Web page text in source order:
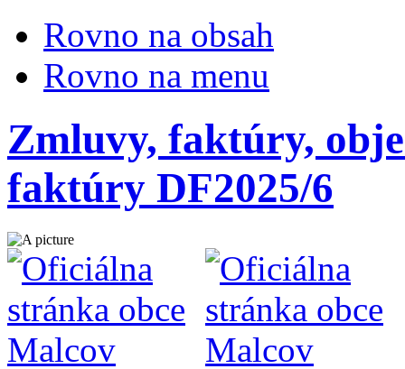
Rovno na obsah
Rovno na menu
Zmluvy, faktúry,
faktúry DF2025/6